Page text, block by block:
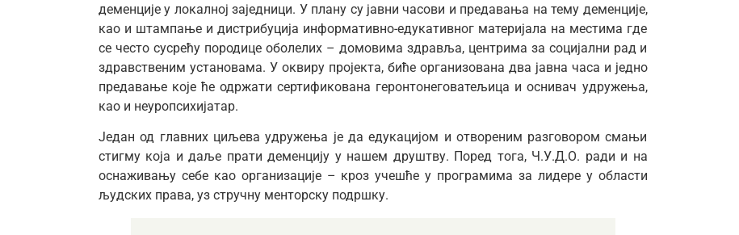
деменције у локалној заједници. У плану су јавни часови и предавања на тему деменције,
као и штампање и дистрибуција информативно-едукативног материјала на местима где
се често сусрећу породице оболелих – домовима здравља, центрима за социјални рад и
здравственим установама. У оквиру пројекта, биће организована два јавна часа и једно
предавање које ће одржати сертификована геронтонеговатељица и оснивач удружења,
као и неуропсихијатар.
Један од главних циљева удружења је да едукацијом и отвореним разговором смањи
стигму која и даље прати деменцију у нашем друштву. Поред тога, Ч.У.Д.О. ради и на
оснаживању себе као организације – кроз учешће у програмима за лидере у области
људских права, уз стручну менторску подршку.